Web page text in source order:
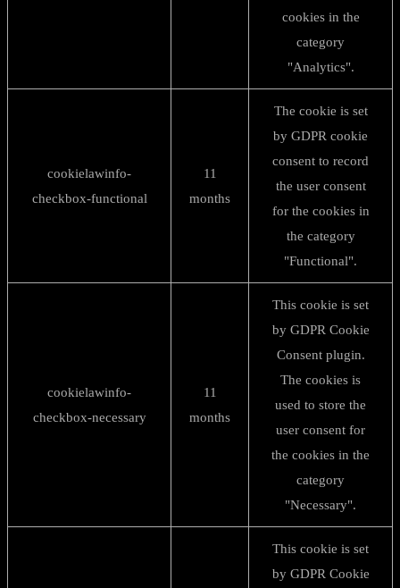
cookies in the
category
"Analytics".
cookielawinfo-
checkbox-functional
11
months
The cookie is set
by GDPR cookie
consent to record
the user consent
for the cookies in
the category
"Functional".
cookielawinfo-
checkbox-necessary
11
months
This cookie is set
by GDPR Cookie
Consent plugin.
The cookies is
used to store the
user consent for
the cookies in the
category
"Necessary".
This cookie is set
by GDPR Cookie